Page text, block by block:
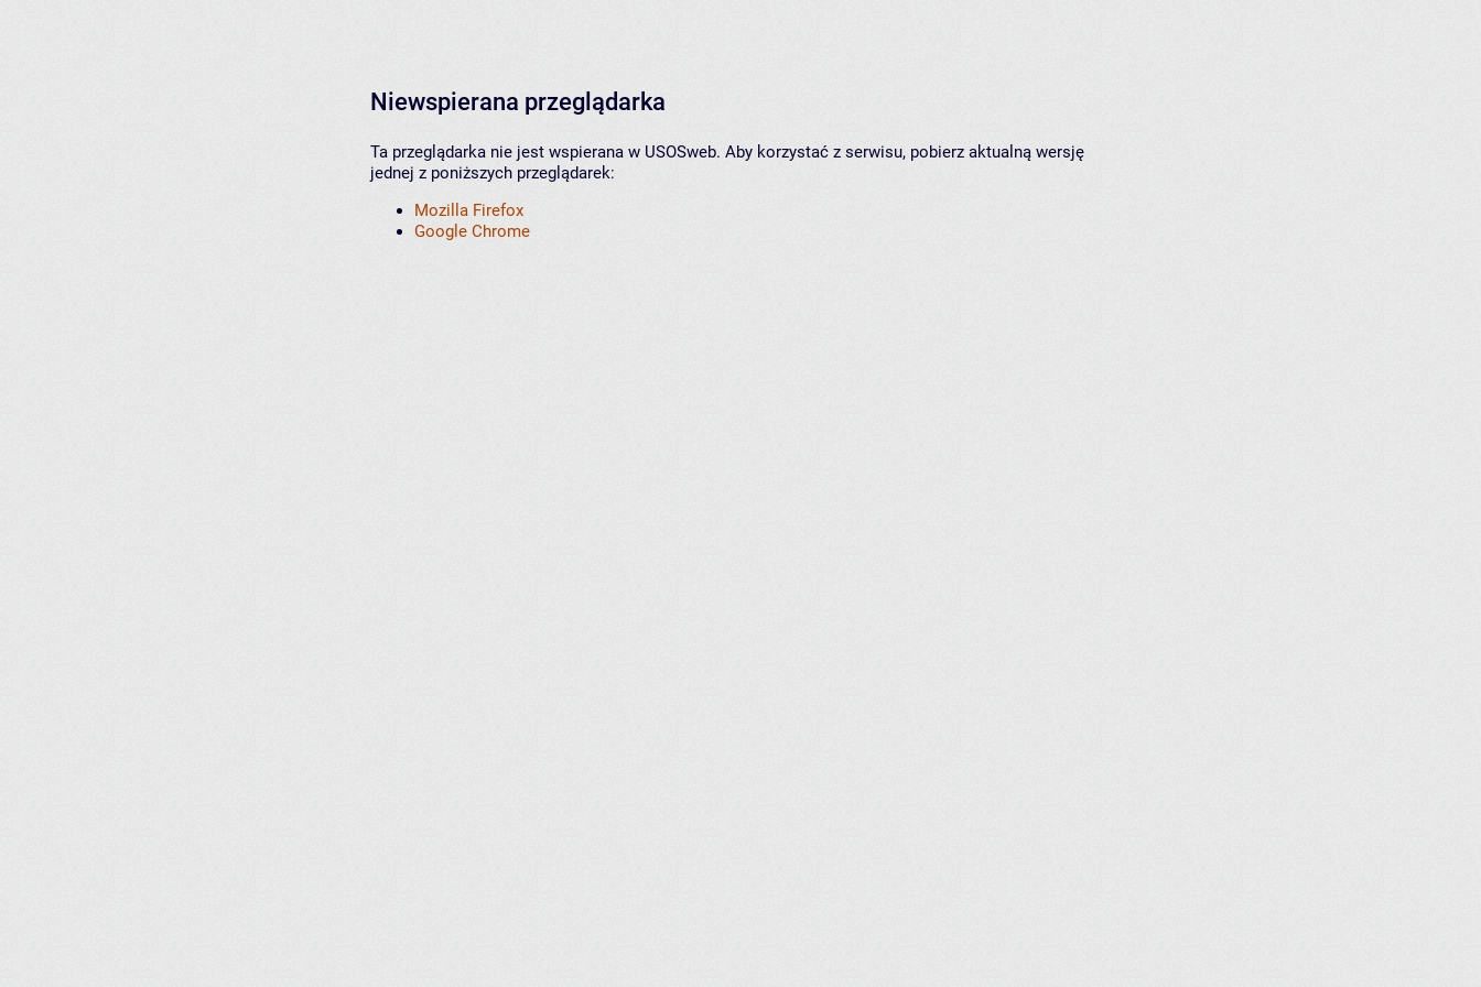
Niewspierana przeglądarka
Ta przeglądarka nie jest wspierana w USOSweb. Aby korzystać z serwisu, pobierz aktualną wersję
jednej z poniższych przeglądarek:
Mozilla Firefox
Google Chrome